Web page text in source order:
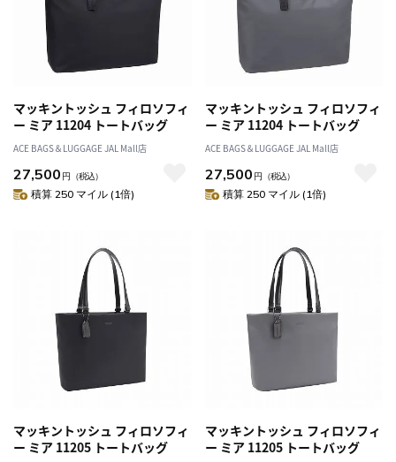
マッキントッシュ フィロソフィ
ー ミア 11204 トートバッグ
ACE BAGS＆LUGGAGE JAL Mall店
27,500 円 （税込）
積算 250 マイル (1倍)
マッキントッシュ フィロソフィ
ー ミア 11204 トートバッグ
ACE BAGS＆LUGGAGE JAL Mall店
27,500 円 （税込）
積算 250 マイル (1倍)
マッキントッシュ フィロソフィ
ー ミア 11205 トートバッグ
マッキントッシュ フィロソフィ
ー ミア 11205 トートバッグ